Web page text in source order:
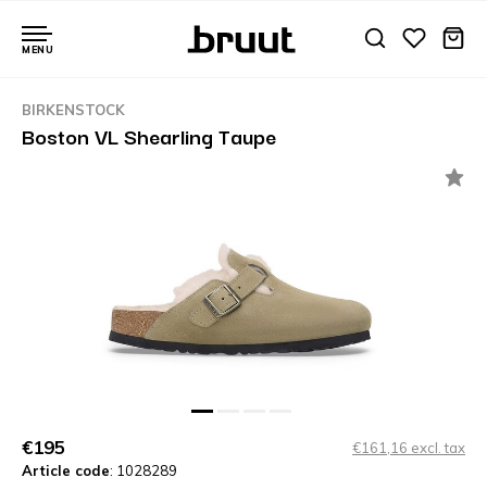
MENU
BIRKENSTOCK
Boston VL Shearling Taupe
€195
€161,16 excl. tax
Article code: 1028289